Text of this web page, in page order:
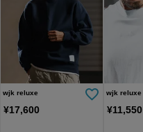
wjk reluxe
¥17,600
wjk reluxe
¥11,550